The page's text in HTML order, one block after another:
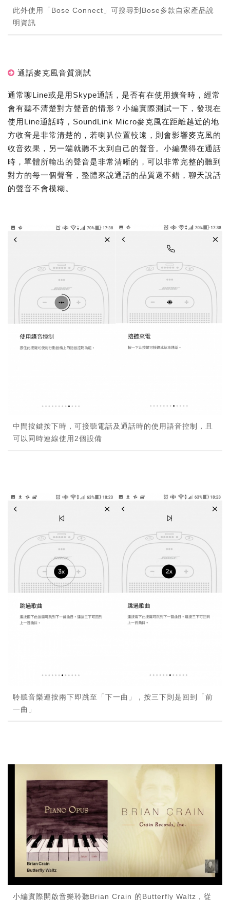
此外使用「Bose Connect」可搜尋到Bose多款自家產品說
明資訊
通話麥克風音質測試
通常聊Line或是用Skype通話，是否有在使用擴音時，經常
會有聽不清楚對方聲音的情形？小編實際測試一下，發現在
使用Line通話時，SoundLink Micro麥克風在距離越近的地
方收音是非常清楚的，若喇叭位置較遠，則會影響麥克風的
收音效果，另一端就聽不太到自己的聲音。小編覺得在通話
時，單體所輸出的聲音是非常清晰的，可以非常完整的聽到
對方的每一個聲音，整體來說通話的品質還不錯，聊天說話
的聲音不會模糊。
中間按鍵按下時，可接聽電話及通話時的使用語音控制，且
可以同時連線使用2個設備
聆聽音樂連按兩下即跳至「下一曲」，按三下則是回到「前
一曲」
小編實際開啟音樂聆聽Brian Crain 的Butterfly Waltz，從